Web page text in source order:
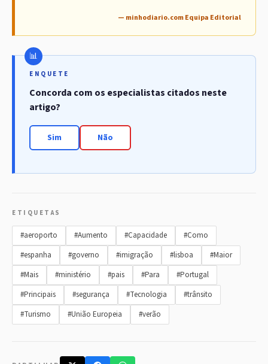
— minhodiario.com Equipa Editorial
ENQUETE
Concorda com os especialistas citados neste
artigo?
Sim Não
ETIQUETAS
#aeroporto #Aumento #Capacidade
#Como
#espanha
#governo #imigração #lisboa
#Maior
#Mais
#ministério #pais #Para
#Portugal
#Principais
#segurança #Tecnologia
#trânsito
#Turismo
#União Europeia #verão